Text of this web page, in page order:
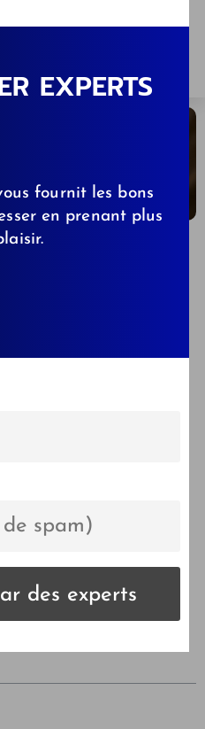
DE
EXPERTS
fournit les bons
en prenant plus